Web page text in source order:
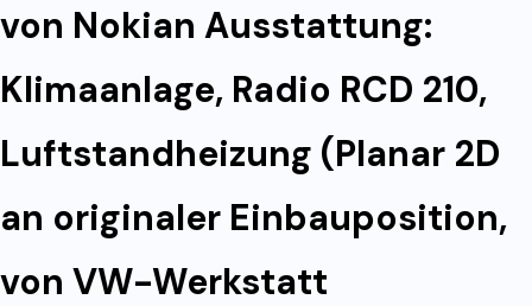
von Nokian Ausstattung:
Klimaanlage, Radio RCD 210,
Luftstandheizung (Planar 2D
an originaler Einbauposition,
von VW-Werkstatt